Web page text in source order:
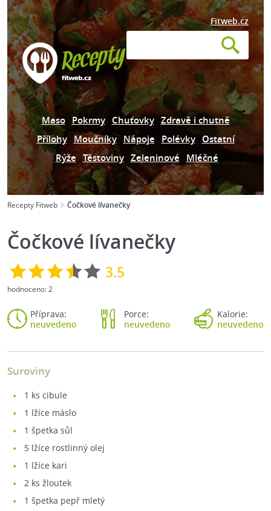
Fitweb.cz
Maso Pokrmy Chuťovky Zdravě i chutně
Přílohy Moučníky Nápoje Polévky Ostatní
Rýže Těstoviny Zeleninové Mléčné
Recepty Fitweb Čočkové lívanečky
Čočkové lívanečky
3.5
hodnoceno:2
Příprava:
neuvedeno
Porce:
neuvedeno
Kalorie:
neuvedeno
Suroviny
1 ks cibule
1 lžíce máslo
1 špetka sůl
5 lžíce rostlinný olej
1 lžíce kari
2 ks žloutek
1 špetka pepř mletý